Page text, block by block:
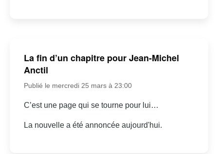
La fin d’un chapitre pour Jean-Michel
Anctil
Publié le mercredi 25 mars à 23:00
C’est une page qui se tourne pour lui…
La nouvelle a été annoncée aujourd'hui.